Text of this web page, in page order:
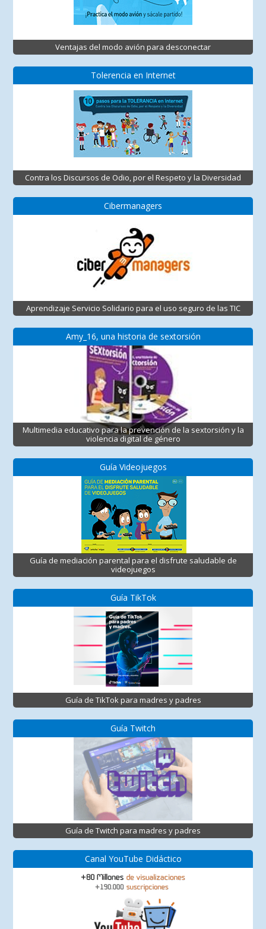
Ventajas del modo avión para desconectar
Tolerencia en Internet
Contra los Discursos de Odio, por el Respeto y la Diversidad
Cibermanagers
Aprendizaje Servicio Solidario para el uso seguro de las TIC
Amy_16, una historia de sextorsión
Multimedia educativo para la prevención de la sextorsión y la
violencia digital de género
Guía Videojuegos
Guía de mediación parental para el disfrute saludable de
videojuegos
Guía TikTok
Guía de TikTok para madres y padres
Guía Twitch
Guía de Twitch para madres y padres
Canal YouTube Didáctico